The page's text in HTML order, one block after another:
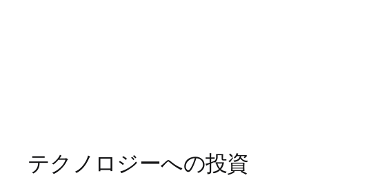
テクノロジーへの投資